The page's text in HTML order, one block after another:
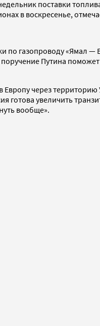
поставки
в воскресенье,
газопроводу «Ямал —
Путина
через
увеличить
вообще».